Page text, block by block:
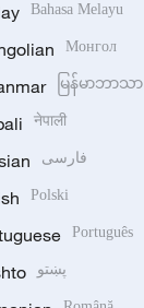
Bahasa Melayu
Монгол
မြန်မာဘာသာ
नेपाली
فارسی
Polski
Português
پښتو